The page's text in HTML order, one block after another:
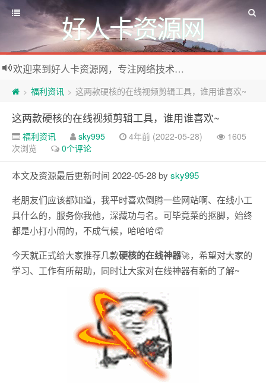
好人卡资源网
欢迎来到好人卡资源网，专注网络技术资源收集，我们不仅是网络资源的搬运工，也生产原创资源。寻找资源请留言或关注公众号:烈日下的男人
> 福利资讯 > 这两款硬核的在线视频剪辑工具，谁用谁喜欢~
这两款硬核的在线视频剪辑工具，谁用谁喜欢~
福利资讯 sky995 4年前 (2022-05-28)
1605
次浏览
0个评论
本文及资源最后更新时间 2022-05-28 by sky995
老朋友们应该都知道，我平时喜欢倒腾一些网站啊、在线小工
具什么的，服务你我他，深藏功与名。可毕竟菜的抠脚，始终
都是小打小闹的，不成气候，哈哈哈🤦
今天就正式给大家推荐几款硬核的在线神器🚀，希望对大家的
学习、工作有所帮助，同时让大家对在线神器有新的了解~